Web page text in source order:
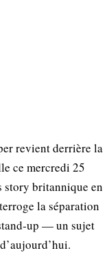
revient derrière la
ce mercredi 25
story britannique en
la séparation
— un sujet